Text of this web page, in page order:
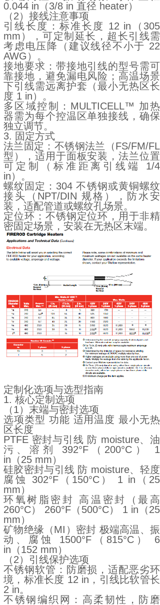
0.044 in（3/8 in 直径 heater）
（2）接线注意事项
引线长度：标准长度 12 in（305
mm），可定制延长，超长引线需
考虑电压降（建议线径不小于 22
AWG）。
接地要求：带接地引线的型号需可
靠接地，避免漏电风险；高温场景
下引线需远离护套（最小无热区长
度 1 in）。
多区域控制：MULTICELL™ 加热
器需为每个控温区单独接线，确保
独立调节。
3. 固定方式
法兰固定：不锈钢法兰（FS/FM/FL
型），适用于面板安装，法兰位置
可定制（标准距离引线端 1/4
in）。
螺纹固定：304 不锈钢或黄铜螺纹
接头（NPT/DIN 规格），防水安
装，适配管道或螺纹孔场景。
定位环：不锈钢定位环，用于非精
密固定场景，安装在无热区末端。
定制化选项与选型指南
1. 核心定制选项
（1）末端与密封选项
选项类型 功能 适用温度 最小无热
区长度
PTFE 密封与引线 防 moisture、油
污、溶剂 392°F（200°C） 1
in（25 mm）
硅胶密封与引线 防 moisture、轻度
腐蚀 302°F（150°C） 1 in（25
mm）
环氧树脂密封 高温密封（最高
260°C） 260°F（500°C） 1 in（25
mm）
矿物绝缘（MI）密封 极端高温、振
动、腐蚀 1500°F（815°C） 6
in（152 mm）
（2）引线保护选项
不锈钢软管：防磨损，适配恶劣环
境，标准长度 12 in，引线比软管长
2 in。
不锈钢编织网：高柔韧性，防磨